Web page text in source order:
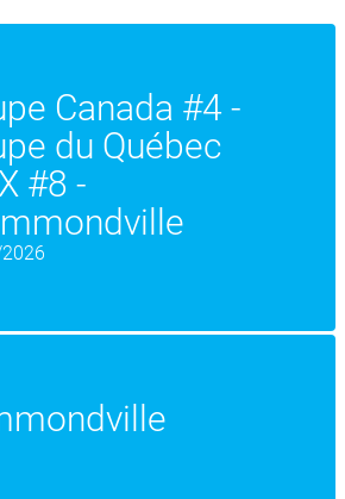
Canada #4 -
du Québec
#8 -